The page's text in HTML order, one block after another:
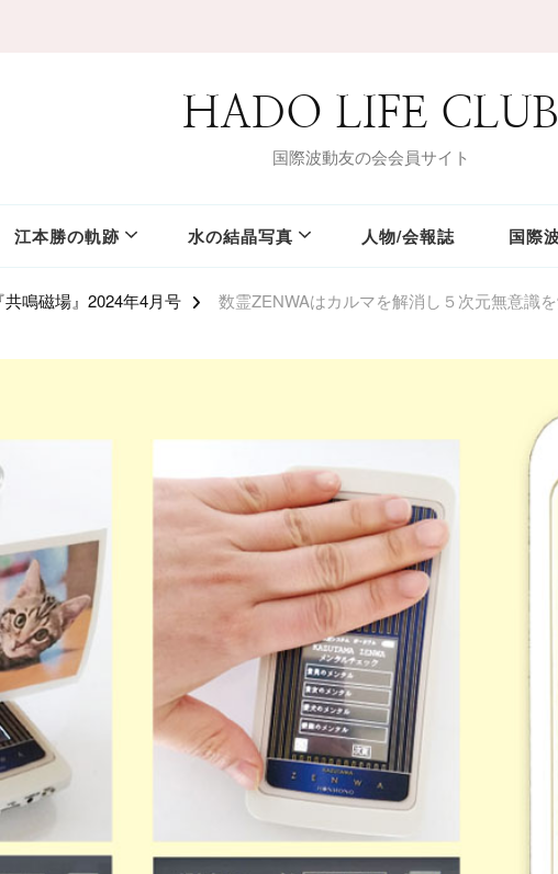
HADO LIFE CLUB
国際波動友の会会員サイト
江本勝の軌跡 水の結晶写真 人物/会報誌 国際
『共鳴磁場』2024年4月号 数霊ZENWAはカルマを解消し５次元無意識